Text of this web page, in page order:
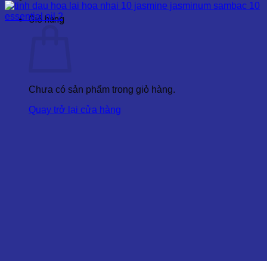
Giỏ hàng
Chưa có sản phẩm trong giỏ hàng.
Quay trở lại cửa hàng